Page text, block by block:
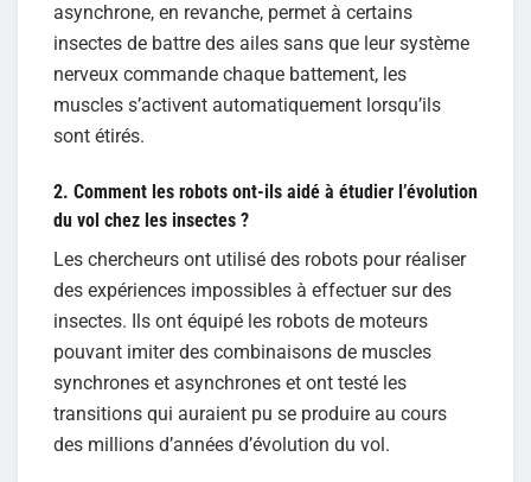
asynchrone, en revanche, permet à certains
insectes de battre des ailes sans que leur système
nerveux commande chaque battement, les
muscles s’activent automatiquement lorsqu’ils
sont étirés.
2. Comment les robots ont-ils aidé à étudier l’évolution
du vol chez les insectes ?
Les chercheurs ont utilisé des robots pour réaliser
des expériences impossibles à effectuer sur des
insectes. Ils ont équipé les robots de moteurs
pouvant imiter des combinaisons de muscles
synchrones et asynchrones et ont testé les
transitions qui auraient pu se produire au cours
des millions d’années d’évolution du vol.